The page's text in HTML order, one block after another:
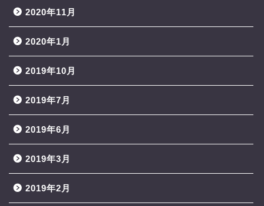
2020年11月
2020年1月
2019年10月
2019年7月
2019年6月
2019年3月
2019年2月